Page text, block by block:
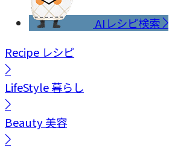
AIレシピ検索
Recipe レシピ
LifeStyle暮らし
Beauty美容